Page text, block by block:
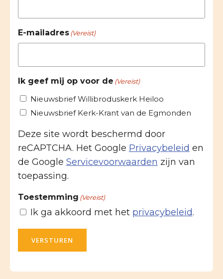
E-mailadres (Vereist)
Ik geef mij op voor de (Vereist)
Nieuwsbrief Willibroduskerk Heiloo
Nieuwsbrief Kerk-Krant van de Egmonden
Deze site wordt beschermd door
reCAPTCHA. Het Google Privacybeleid en
de Google Servicevoorwaarden zijn van
toepassing.
Toestemming (Vereist)
Ik ga akkoord met het privacybeleid.
VERSTUREN